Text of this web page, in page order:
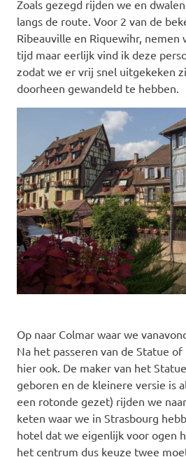
Zoals gezegd rijden we en
langs de route. Voor 2 van de
Ribeauville en Riquewihr, nemen
tijd maar eerlijk vind ik deze
zodat we er vrij snel uitgekeken
doorheen gewandeld te hebben.
Op naar Colmar waar we
Na het passeren van de Statue
hier ook. De maker van het
geboren en de kleinere versie is
een rotonde gezet) rijden we
keten waar we in Strasbourg
hotel dat we eigenlijk voor ogen
het centrum dus keuze twee